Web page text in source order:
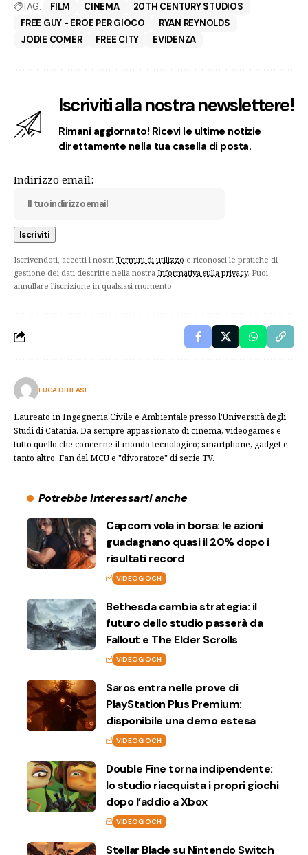
TAG: FILM CINEMA
20TH CENTURY STUDIOS
FREE GUY - EROE PER GIOCO
RYAN REYNOLDS
JODIE COMER
FREE CITY EVIDENZA
Iscriviti alla nostra newslettere!
Rimani aggiornato! Ricevi le ultime notizie
direttamente nella tua casella di posta.
Indirizzo email:
Iscrivendoti, accetti i nostri Termini di utilizzo e riconosci le pratiche di
gestione dei dati descritte nella nostra Informativa sulla privacy. Puoi
annullare l'iscrizione in qualsiasi momento.
LUCA DI BLASI
Laureato in Ingegneria Civile e Ambientale presso l'Università degli
Studi di Catania. Da sempre appassionato di cinema, videogames e
tutto quello che concerne il mondo tecnologico; smartphone, gadget e
tanto altro. Fan del MCU e "divoratore" di serie TV.
Potrebbe interessarti anche
Capcom vola in borsa: le azioni
guadagnano quasi il 20% dopo i
risultati record
VIDEOGIOCHI
Bethesda cambia strategia: il
futuro dello studio passerà da
Fallout e The Elder Scrolls
VIDEOGIOCHI
Saros entra nelle prove di
PlayStation Plus Premium:
disponibile una demo estesa
VIDEOGIOCHI
Double Fine torna indipendente:
lo studio riacquista i propri giochi
dopo l’addio a Xbox
VIDEOGIOCHI
Stellar Blade su Nintendo Switch